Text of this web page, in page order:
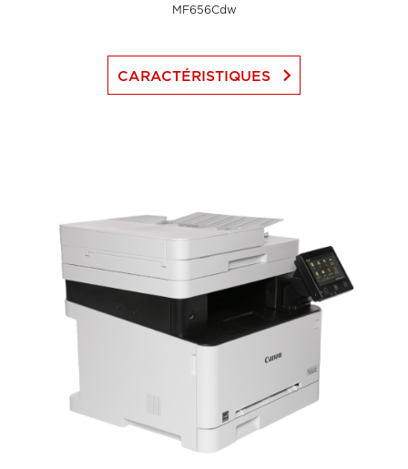
MF656Cdw
CARACTÉRISTIQUES keyboard_arrow_right